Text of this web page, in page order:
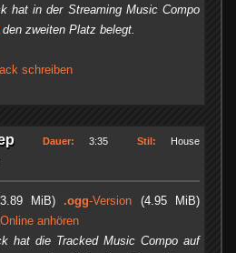
hat in der Streaming Music Compo
den zweiten Platz belegt.
schreiben
Dauer: 3:35 Stil: House
MiB).ogg-Version (4.95 MiB)
Online anhören
hat die Tracked Music Compo auf